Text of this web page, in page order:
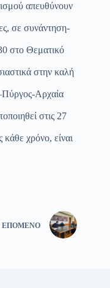
απευθύνουν
σε συνάντηση-
στο Θεματικό
στην καλή
Αρχαία
στις 27
χρόνο, είναι
ΕΠΌΜΕΝΟ